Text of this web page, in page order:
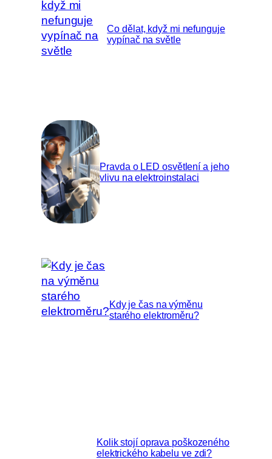
Co dělat, když mi nefunguje
vypínač na světle
Pravda o LED osvětlení a jeho
vlivu na elektroinstalaci
Kdy je čas na výměnu
starého elektroměru?
Kolik stojí oprava poškozeného
elektrického kabelu ve zdi?